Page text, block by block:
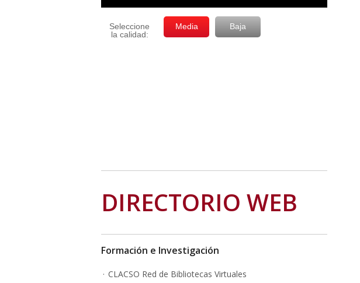
DIRECTORIO WEB
Formación e Investigación
CLACSO Red de Bibliotecas Virtuales